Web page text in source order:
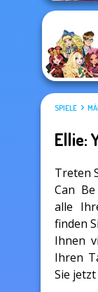
SPIELE
Ellie:
Treten
Can
alle
finden
Ihnen
Ihren
Sie